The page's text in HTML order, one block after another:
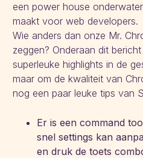
een power house
maakt voor web developers.
Wie anders dan onze Mr.
zeggen? Onderaan dit
superleuke highlights in de
maar om de kwaliteit van
nog een paar leuke tips van
Er is een command
snel settings kan
en druk de toets